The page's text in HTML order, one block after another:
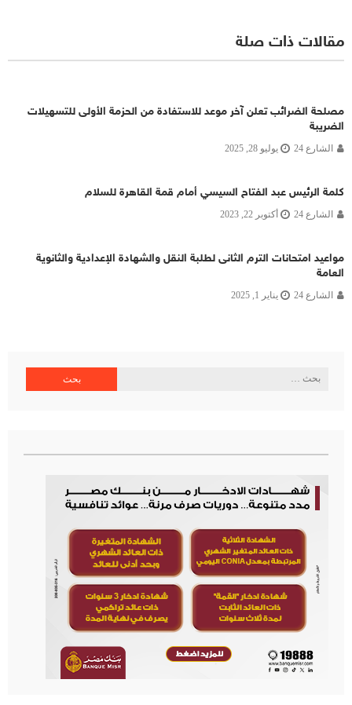
مقالات ذات صلة
مصلحة الضرائب تعلن آخر موعد للاستفادة من الحزمة الأولى للتسهيلات
الضريبة
الشارع 24 يوليو 28, 2025
كلمة الرئيس عبد الفتاح السيسي أمام قمة القاهرة للسلام
الشارع 24 أكتوبر 22, 2023
مواعيد امتحانات الترم الثانى لطلبة النقل والشهادة الإعدادية والثانوية
العامة
الشارع 24 يناير 1, 2025
البحث